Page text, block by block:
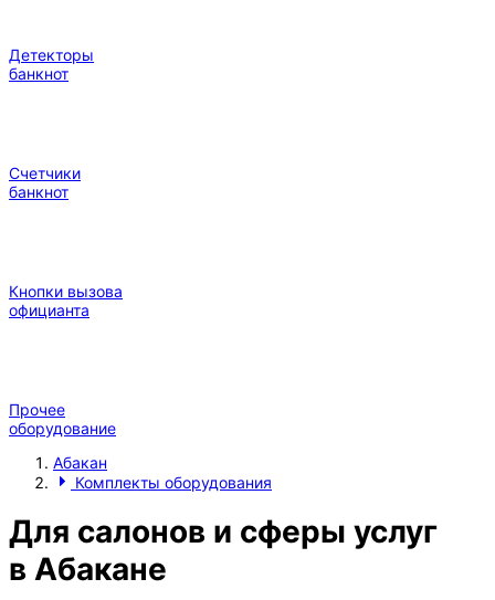
Детекторы
банкнот
Счетчики
банкнот
Кнопки вызова
официанта
Прочее
оборудование
Абакан
Комплекты оборудования
Для салонов и сферы услуг
в Абакане